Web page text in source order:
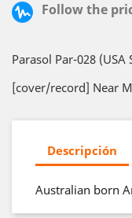
Follow the
Parasol Par-028 (USA
[cover/record] Near
Descripción
Australian born